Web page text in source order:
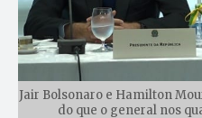
Jair Bolsonaro e Hamilton
do que o general nos